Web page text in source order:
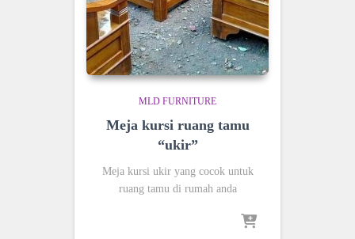
MLD FURNITURE
Meja kursi ruang tamu
“ukir”
Meja kursi ukir yang cocok untuk
ruang tamu di rumah anda